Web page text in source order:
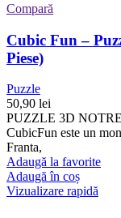
Compară
Cubic Fun –
Piese)
Puzzle
50,90 lei
PUZZLE 3D
CubicFun este un
Franta,
Adaugă la favorite
Adaugă în coș
Vizualizare rapidă